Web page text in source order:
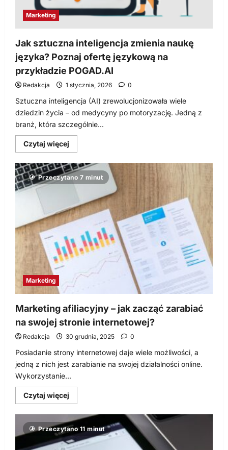
Marketing
Jak sztuczna inteligencja zmienia naukę
języka? Poznaj ofertę językową na
przykładzie POGAD.AI
Redakcja 1 stycznia, 2026 0
Sztuczna inteligencja (AI) zrewolucjonizowała wiele
dziedzin życia – od medycyny po motoryzację. Jedną z
branż, która szczególnie...
Czytaj więcej
się
o
Jak
sztuczna
inteligencja
naukę
języka?
Poznaj
ofertę
językową
na
przykładzie
POGAD.AI
Przeczytano 7 minut
Marketing
Marketing afiliacyjny – jak zacząć zarabiać
na swojej stronie internetowej?
Redakcja 30 grudnia, 2025 0
Posiadanie strony internetowej daje wiele możliwości, a
jedną z nich jest zarabianie na swojej działalności online.
Wykorzystanie...
Czytaj więcej
się
o
Marketing
afiliacyjny
–
jak
Przeczytano 11 minut